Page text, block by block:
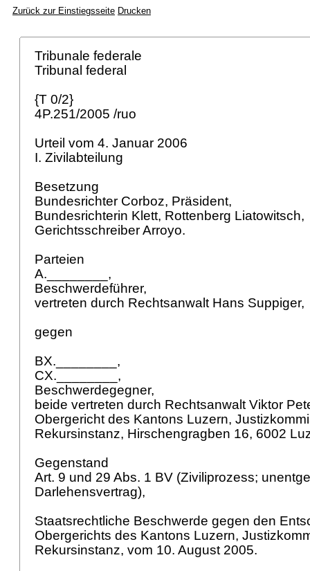
Zurück zur Einstiegsseite Drucken
Tribunale federale
Tribunal federal
{T 0/2}
4P.251/2005 /ruo
Urteil vom 4. Januar 2006
I. Zivilabteilung
Besetzung
Bundesrichter Corboz, Präsident,
Bundesrichterin Klett, Rottenberg Liatowitsch,
Gerichtsschreiber Arroyo.
Parteien
A.________,
Beschwerdeführer,
vertreten durch Rechtsanwalt Hans Suppiger,
gegen
BX.________,
CX.________,
Beschwerdegegner,
beide vertreten durch Rechtsanwalt Viktor
Obergericht des Kantons Luzern,
Rekursinstanz, Hirschengragben 16, 6002
Gegenstand
Art. 9 und 29 Abs. 1 BV (Ziviliprozess;
Darlehensvertrag),
Staatsrechtliche Beschwerde gegen den
Obergerichts des Kantons Luzern,
Rekursinstanz, vom 10. August 2005.